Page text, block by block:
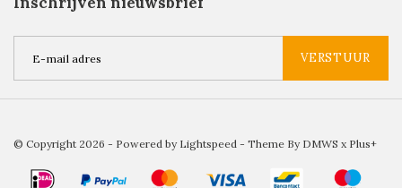
VERSTUUR
© Copyright 2026 - Powered by Lightspeed - Theme By DMWS x Plus+